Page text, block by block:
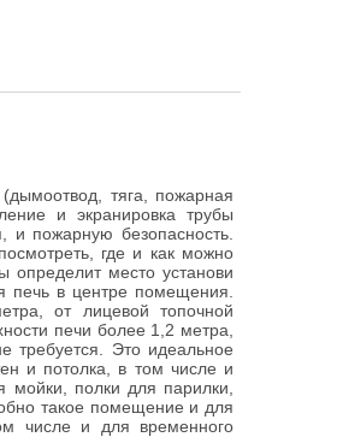
тяга, пожарная
и экранировка трубы
и пожарную безопасность.
где и как можно
определит место установи
печь в центре помещения.
от лицевой топочной
печи более 1,2 метра,
требуется. Это идеальное
и потолка, в том числе и
мойки, полки для парилки,
такое помещение и для
числе и для временного